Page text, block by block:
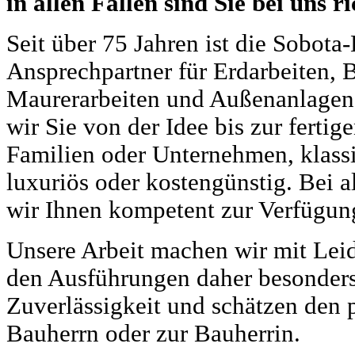
Seit über 75 Jahren ist die
Ansprechpartner für Erdarbeiten,
Maurerarbeiten und
wir Sie von der Idee bis zur
Familien oder Unternehmen,
luxuriös oder kostengünstig. Bei
wir Ihnen kompetent zur
Unsere Arbeit machen wir mit
den Ausführungen daher
Zuverlässigkeit und schätzen
Bauherrn oder zur Bauherrin.